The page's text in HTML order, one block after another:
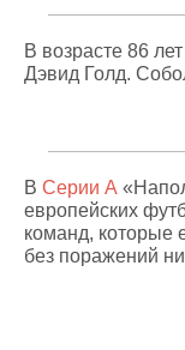
В возрасте 86 лет
Дэвид Голд.
В Серии А
европейских
команд, которые
без поражений ни